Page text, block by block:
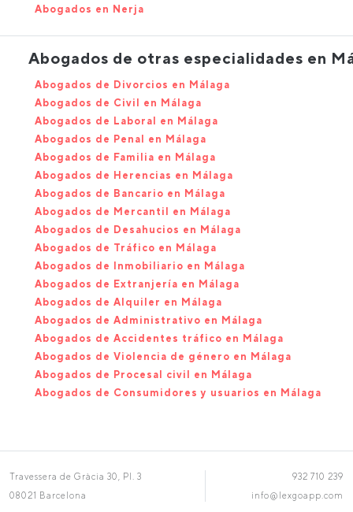
Abogados en Nerja
Abogados de otras especialidades en
Abogados de Divorcios en Málaga
Abogados de Civil en Málaga
Abogados de Laboral en Málaga
Abogados de Penal en Málaga
Abogados de Familia en Málaga
Abogados de Herencias en Málaga
Abogados de Bancario en Málaga
Abogados de Mercantil en Málaga
Abogados de Desahucios en Málaga
Abogados de Tráfico en Málaga
Abogados de Inmobiliario en Málaga
Abogados de Extranjería en Málaga
Abogados de Alquiler en Málaga
Abogados de Administrativo en Málaga
Abogados de Accidentes tráfico en Málaga
Abogados de Violencia de género en Málaga
Abogados de Procesal civil en Málaga
Abogados de Consumidores y usuarios en Málaga
Travessera de Gràcia 30, Pl. 3
08021 Barcelona
932 710 239
info@lexgoapp.com